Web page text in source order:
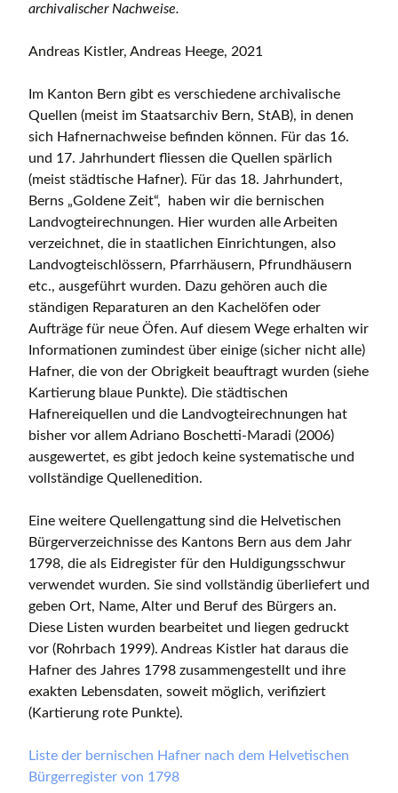
archivalischer Nachweise.
Andreas Kistler, Andreas Heege, 2021
Im Kanton Bern gibt es verschiedene archivalische
Quellen (meist im Staatsarchiv Bern, StAB), in denen
sich Hafnernachweise befinden können. Für das 16.
und 17. Jahrhundert fliessen die Quellen spärlich
(meist städtische Hafner). Für das 18. Jahrhundert,
Berns „Goldene Zeit“, haben wir die bernischen
Landvogteirechnungen. Hier wurden alle Arbeiten
verzeichnet, die in staatlichen Einrichtungen, also
Landvogteischlössern, Pfarrhäusern, Pfrundhäusern
etc., ausgeführt wurden. Dazu gehören auch die
ständigen Reparaturen an den Kachelöfen oder
Aufträge für neue Öfen. Auf diesem Wege erhalten wir
Informationen zumindest über einige (sicher nicht alle)
Hafner, die von der Obrigkeit beauftragt wurden (siehe
Kartierung blaue Punkte). Die städtischen
Hafnereiquellen und die Landvogteirechnungen hat
bisher vor allem Adriano Boschetti-Maradi (2006)
ausgewertet, es gibt jedoch keine systematische und
vollständige Quellenedition.
Eine weitere Quellengattung sind die Helvetischen
Bürgerverzeichnisse des Kantons Bern aus dem Jahr
1798, die als Eidregister für den Huldigungsschwur
verwendet wurden. Sie sind vollständig überliefert und
geben Ort, Name, Alter und Beruf des Bürgers an.
Diese Listen wurden bearbeitet und liegen gedruckt
vor (Rohrbach 1999). Andreas Kistler hat daraus die
Hafner des Jahres 1798 zusammengestellt und ihre
exakten Lebensdaten, soweit möglich, verifiziert
(Kartierung rote Punkte).
Liste der bernischen Hafner nach dem Helvetischen
Bürgerregister von 1798